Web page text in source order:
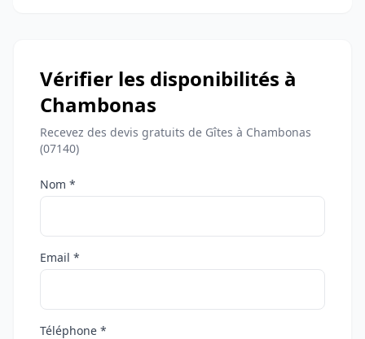
Vérifier les disponibilités à
Chambonas
Recevez des devis gratuits de Gîtes à Chambonas
(07140)
Nom *
Email *
Téléphone *